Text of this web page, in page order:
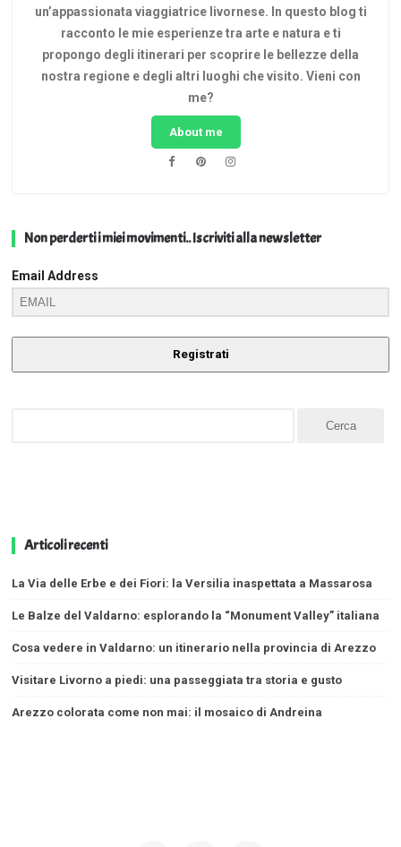
un’appassionata viaggiatrice livornese. In questo blog ti
racconto le mie esperienze tra arte e natura e ti
propongo degli itinerari per scoprire le bellezze della
nostra regione e degli altri luoghi che visito. Vieni con
me?
About me
Non perderti i miei movimenti.. Iscriviti alla newsletter
Email Address
Registrati
Articoli recenti
La Via delle Erbe e dei Fiori: la Versilia inaspettata a Massarosa
Le Balze del Valdarno: esplorando la “Monument Valley” italiana
Cosa vedere in Valdarno: un itinerario nella provincia di Arezzo
Visitare Livorno a piedi: una passeggiata tra storia e gusto
Arezzo colorata come non mai: il mosaico di Andreina